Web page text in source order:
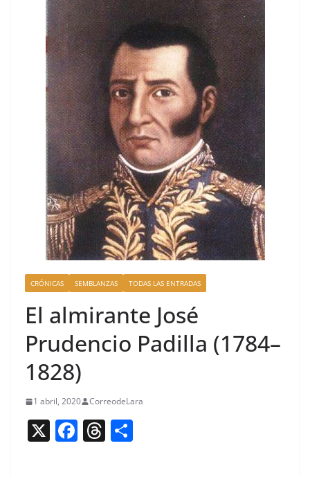
CRÓNICAS SEMBLANZAS TODAS LAS ENTRADAS
El almirante José
Prudencio Padilla (1784–
1828)
1 abril, 2020 CorreodeLara
X F T